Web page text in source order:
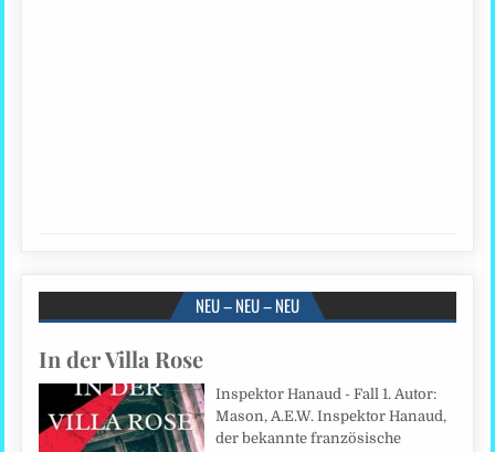
NEU – NEU – NEU
In der Villa Rose
Inspektor Hanaud - Fall 1. Autor:
Mason, A.E.W. Inspektor Hanaud,
der bekannte französische